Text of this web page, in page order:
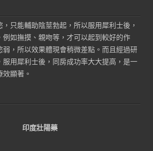
只能輔助陰莖勃起，所以服用犀利士後，
例如撫摸、親吻等，才可以起到較好的作
弱，所以效果體現會稍微差點。而且經過研
服用犀利士後，同房成功率大大提高，是一
顯著。
印度壯陽藥